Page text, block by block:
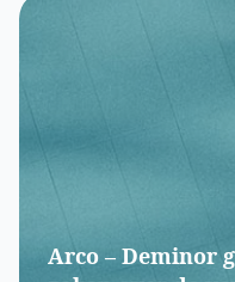
Arco – Deminor